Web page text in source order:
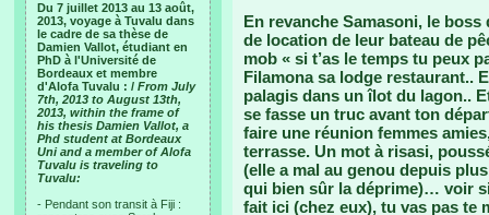
Du 7 juillet 2013 au 13 août,
2013, voyage à Tuvalu dans
le cadre de sa thèse de
Damien Vallot, étudiant en
PhD à l'Université de
Bordeaux et membre
d'Alofa Tuvalu : / From July
7th, 2013 to August 13th,
2013, within the frame of
his thesis Damien Vallot, a
Phd student at Bordeaux
Uni and a member of Alofa
Tuvalu is traveling to
Tuvalu:
- Pendant son transit à Fiji :
En revanche Samasoni, le
de location de leur bateau de
mob « si t’as le temps tu peux
Filamona sa lodge restaurant..
palagis dans un îlot du lagon..
se fasse un truc avant ton
faire une réunion femmes
terrasse. Un mot à risasi,
(elle a mal au genou depuis
qui bien sûr la déprime)… voir
fait ici (chez eux), tu vas pas te